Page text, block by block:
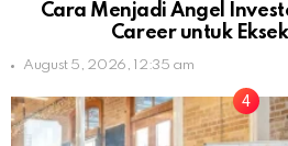
Cara Menjadi Angel
Career untuk
August 5, 2026, 12:35 am